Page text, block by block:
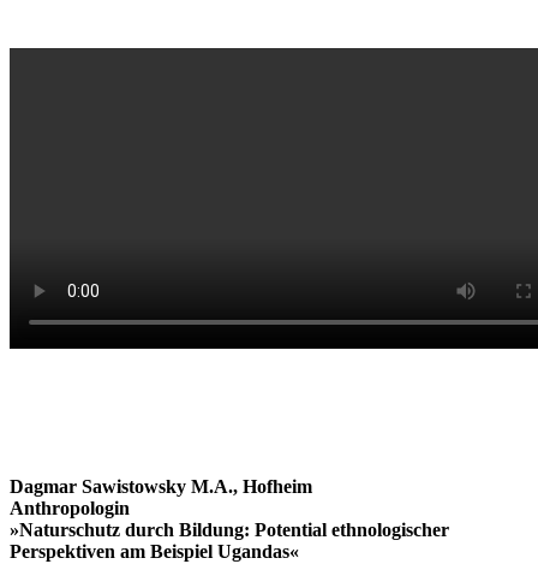
Dagmar Sawistowsky M.A., Hofheim
Anthropologin
»Naturschutz durch Bildung: Potential ethnologischer
Perspektiven am Beispiel Ugandas«